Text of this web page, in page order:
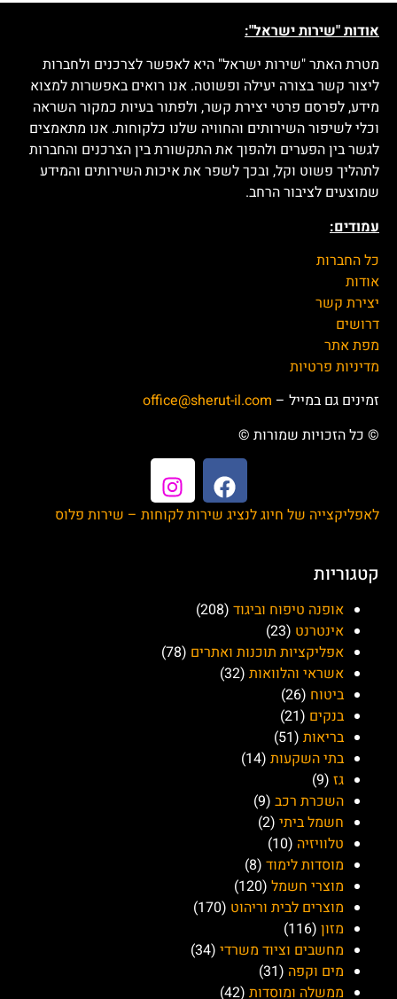
זבנג אופנה (ZBENG)
חיותא ביטוח
Comfort)
משקר (Mashkar)
דיוטי מוטי
אולסייל (Olsale)
אודות "שירות ישראל":
מטרת האתר "שירות ישראל" היא לאפשר לצרכנים ולחברות
ליצור קשר בצורה יעילה ופשוטה. אנו רואים באפשרות למצוא
מידע, לפרסם פרטי יצירת קשר, ולפתור בעיות כמקור השראה
וכלי לשיפור השירותים והחוויה שלנו כלקוחות. אנו מתאמצים